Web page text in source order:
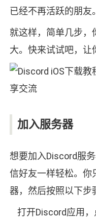
已经不再活跃的朋友。
就这样，简单几步，
大。快来试试吧，让
加入服务器
想要加入Discord服
信好友一样轻松。你
器，然后按照以下步
打开Discord应用，